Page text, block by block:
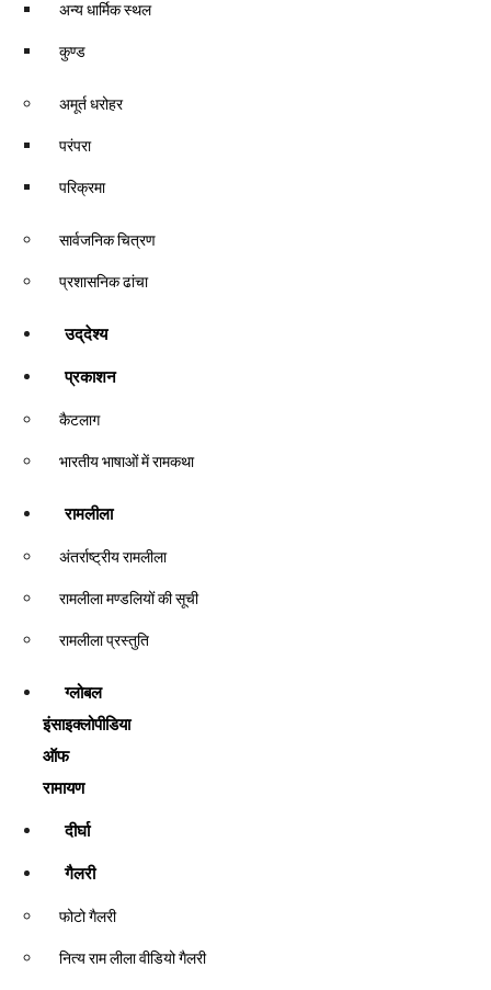
अन्य धार्मिक स्थल
कुण्ड
अमूर्त धरोहर
परंपरा
परिक्रमा
सार्वजनिक चित्रण
प्रशासनिक ढांचा
उद्‌देश्य
प्रकाशन
कैटलाग
भारतीय भाषाओं में रामकथा
रामलीला
अंतर्राष्ट्रीय रामलीला
रामलीला मण्डलियों की सूची
रामलीला प्रस्तुति
ग्लोबल
इंसाइक्लोपीडिया
ऑफ
रामायण
दीर्घा
गैलरी
फोटो गैलरी
नित्य राम लीला वीडियो गैलरी